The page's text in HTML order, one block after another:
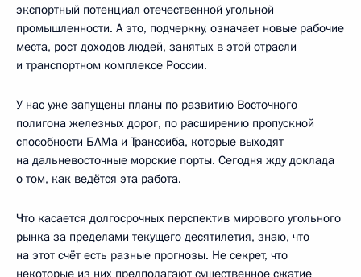
экспортный потенциал отечественной угольной
промышленности. А это, подчеркну, означает новые рабочие
места, рост доходов людей, занятых в этой отрасли
и транспортном комплексе России.
У нас уже запущены планы по развитию Восточного
полигона железных дорог, по расширению пропускной
способности БАМа и Транссиба, которые выходят
на дальневосточные морские порты. Сегодня жду доклада
о том, как ведётся эта работа.
Что касается долгосрочных перспектив мирового угольного
рынка за пределами текущего десятилетия, знаю, что
на этот счёт есть разные прогнозы. Не секрет, что
некоторые из них предполагают существенное сжатие